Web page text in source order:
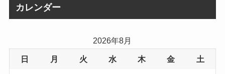
カレンダー
2026年8月
日 月 火 水 木 金 土